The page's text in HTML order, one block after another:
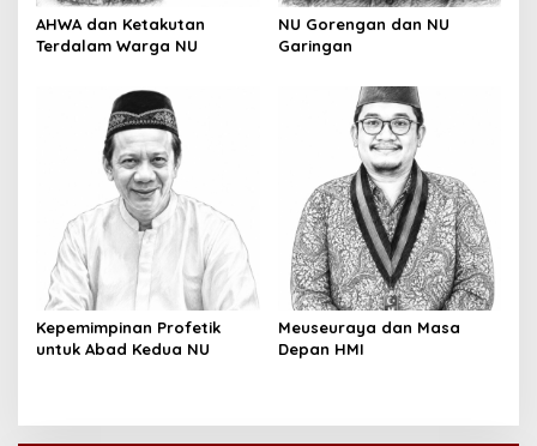
AHWA dan Ketakutan
Terdalam Warga NU
NU Gorengan dan NU
Garingan
Kepemimpinan Profetik
untuk Abad Kedua NU
Meuseuraya dan Masa
Depan HMI